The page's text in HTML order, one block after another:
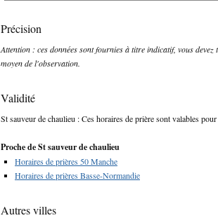
Précision
Attention : ces données sont fournies à titre indicatif, vous
moyen de l'observation.
Validité
St sauveur de chaulieu : Ces horaires de prière sont valables
Proche de St sauveur de chaulieu
Horaires de prières 50 Manche
Horaires de prières Basse-Normandie
Autres villes